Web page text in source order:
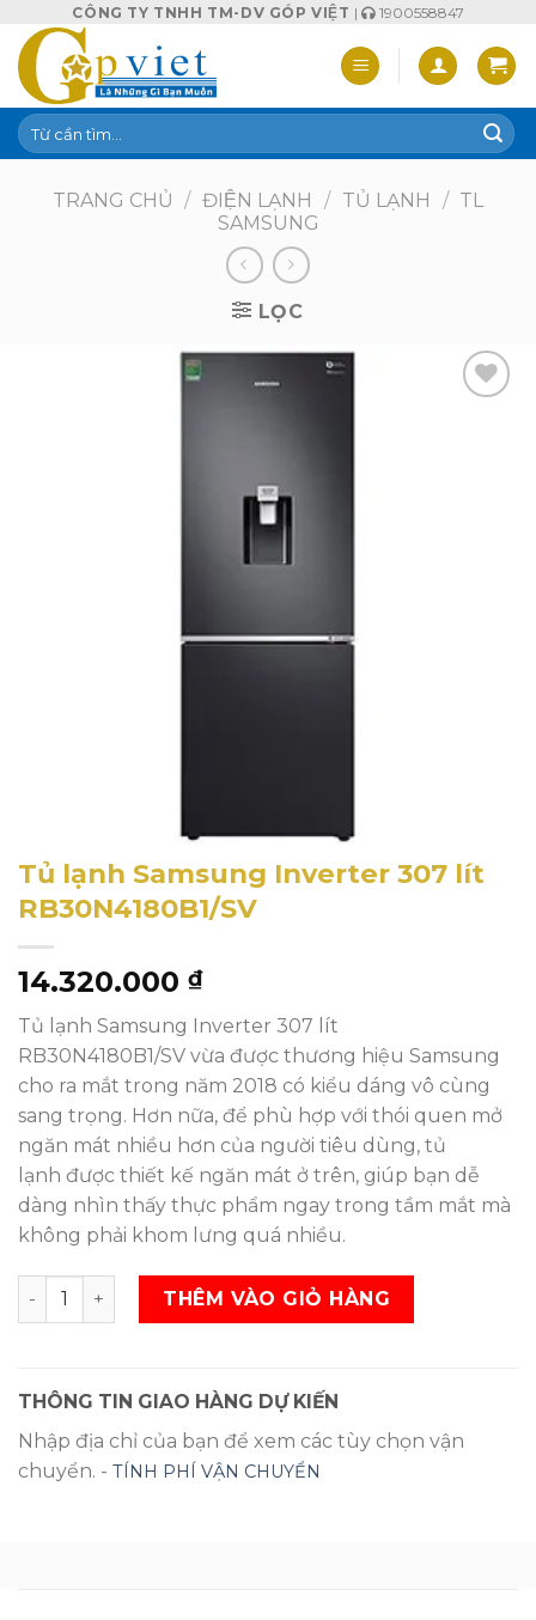
content
CÔNG TY TNHH TM-DV GÓP VIỆT | 1900558847
Tìm
kiếm:
TRANG CHỦ / ĐIỆN LẠNH / TỦ LẠNH / TL
SAMSUNG
LỌC
Tủ lạnh Samsung Inverter 307 lít
RB30N4180B1/SV
14.320.000 ₫
Tủ lạnh Samsung Inverter 307 lít
RB30N4180B1/SV vừa được thương hiệu Samsung
cho ra mắt trong năm 2018 có kiểu dáng vô cùng
sang trọng. Hơn nữa, để phù hợp với thói quen mở
ngăn mát nhiều hơn của người tiêu dùng, tủ
lạnh được thiết kế ngăn mát ở trên, giúp bạn dễ
dàng nhìn thấy thực phẩm ngay trong tầm mắt mà
không phải khom lưng quá nhiều.
Tủ lạnh Samsung Inverter 307 lít RB30N4180B1/SV SL
THÊM VÀO GIỎ HÀNG
THÔNG TIN GIAO HÀNG DỰ KIẾN
Nhập địa chỉ của bạn để xem các tùy chọn vận
chuyển. - TÍNH PHÍ VẬN CHUYỂN